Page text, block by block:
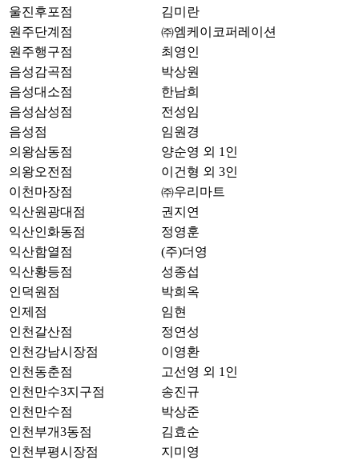
울진후포점
김미란
원주단계점
㈜엠케이코퍼레이션
원주행구점
최영인
음성감곡점
박상원
음성대소점
한남희
음성삼성점
전성임
음성점
임원경
의왕삼동점
양순영 외 1인
의왕오전점
이건형 외 3인
이천마장점
㈜우리마트
익산원광대점
권지연
익산인화동점
정영훈
익산함열점
(주)더영
익산황등점
성종섭
인덕원점
박희옥
인제점
임현
인천갈산점
정연성
인천강남시장점
이영환
인천동춘점
고선영 외 1인
인천만수3지구점
송진규
인천만수점
박상준
인천부개3동점
김효순
인천부평시장점
지미영